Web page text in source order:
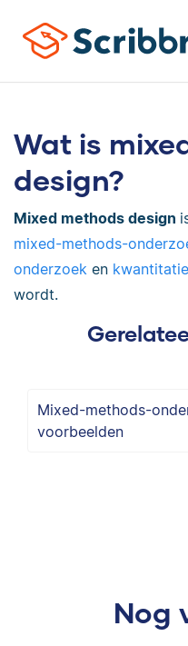
Wat is
design?
Mixed methods design
mixed-methods-
onderzoek en
wordt.
Mixed-methods-
voorbeelden
Nog